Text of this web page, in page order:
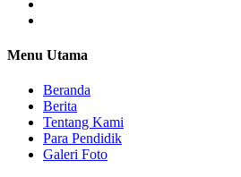
Menu Utama
Beranda
Berita
Tentang Kami
Para Pendidik
Galeri Foto